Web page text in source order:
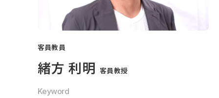
客員教員
緒方 利明 客員教授
Keyword